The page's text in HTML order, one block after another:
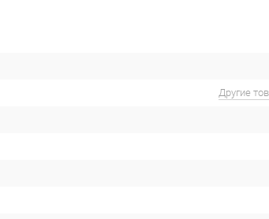
Другие